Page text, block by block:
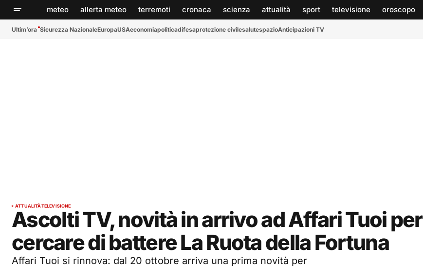
meteo allerta meteo terremoti cronaca scienza attualità sport televisione oroscopo
Ultim’ora Sicurezza NazionaleEuropaUSAeconomiapoliticadifesaprotezione civilesalutespazioAnticipazioni TV
ATTUALITÀTELEVISIONE
Ascolti TV, novità in arrivo ad Affari Tuoi per
cercare di battere La Ruota della Fortuna
Affari Tuoi si rinnova: dal 20 ottobre arriva una prima novità per